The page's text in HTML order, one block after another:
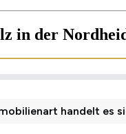
in der